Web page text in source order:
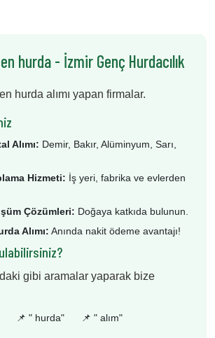
hurda - İzmir Genç Hurdacılık
hurda alımı yapan firmalar.
Alımı: Demir, Bakır, Alüminyum, Sarı,
Hizmeti: İş yeri, fabrika ve evlerden
Çözümleri: Doğaya katkıda bulunun.
Alımı: Anında nakit ödeme avantajı!
gibi aramalar yaparak bize
📌 " hurda" 📌 " alım"